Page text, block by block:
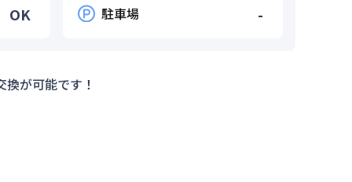
OK 駐車場 -
が可能です！